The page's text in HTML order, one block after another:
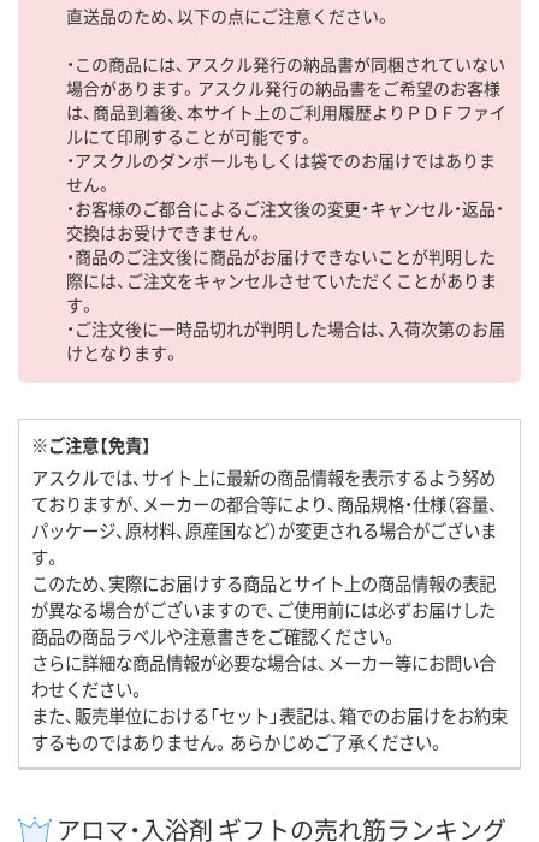
直送品のため、以下の点にご注意ください。
・この商品には、アスクル発行の納品書が同梱されていない
場合があります。アスクル発行の納品書をご希望のお客様
は、商品到着後、本サイト上のご利用履歴よりＰＤＦファイ
ルにて印刷することが可能です。
・アスクルのダンボールもしくは袋でのお届けではありま
せん。
・お客様のご都合によるご注文後の変更・キャンセル・返品・
交換はお受けできません。
・商品のご注文後に商品がお届けできないことが判明した
際には、ご注文をキャンセルさせていただくことがありま
す。
・ご注文後に一時品切れが判明した場合は、入荷次第のお届
けとなります。
※ご注意【免責】
アスクルでは、サイト上に最新の商品情報を表示するよう努め
ておりますが、メーカーの都合等により、商品規格・仕様（容量、
パッケージ、原材料、原産国など）が変更される場合がございま
す。
このため、実際にお届けする商品とサイト上の商品情報の表記
が異なる場合がございますので、ご使用前には必ずお届けした
商品の商品ラベルや注意書きをご確認ください。
さらに詳細な商品情報が必要な場合は、メーカー等にお問い合
わせください。
また、販売単位における「セット」表記は、箱でのお届けをお約束
するものではありません。あらかじめご了承ください。
アロマ・入浴剤 ギフトの売れ筋ランキング